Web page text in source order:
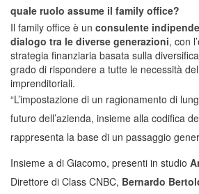
quale ruolo assume il family office?
Il family office è un consulente
dialogo tra le diverse generazioni, con
strategia finanziaria basata sulla
grado di rispondere a tutte le necessità
imprenditoriali.
“L’impostazione di un ragionamento di
futuro dell’azienda, insieme alla codifica
rappresenta la base di un passaggio
Insieme a di Giacomo, presenti in studio
Direttore di Class CNBC, Bernardo